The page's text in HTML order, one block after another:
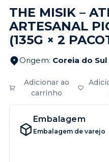
THE MISIK –
ARTESANAL
(135G × 2
Origem: Coreia do Sul
Adicionar ao
carrinho
Embalagem
Embalagem de varejo